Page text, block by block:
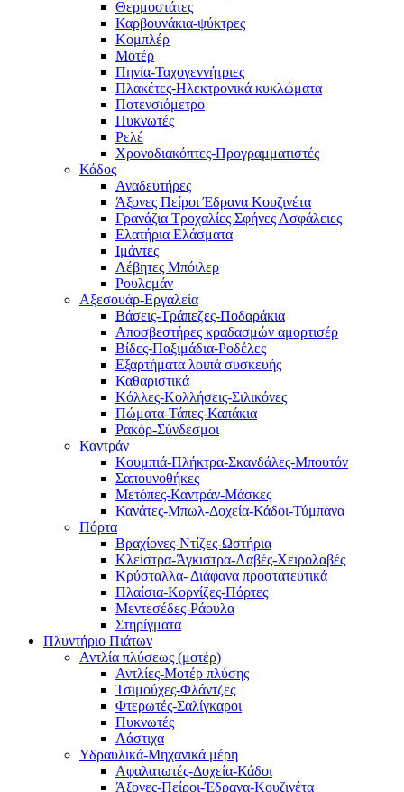
Θερμοστάτες
Καρβουνάκια-ψύκτρες
Κομπλέρ
Μοτέρ
Πηνία-Ταχογεννήτριες
Πλακέτες-Ηλεκτρονικά κυκλώματα
Ποτενσιόμετρο
Πυκνωτές
Ρελέ
Χρονοδιακόπτες-Προγραμματιστές
Κάδος
Αναδευτήρες
Άξονες Πείροι Έδρανα Κουζινέτα
Γρανάζια Τροχαλίες Σφήνες Ασφάλειες
Ελατήρια Ελάσματα
Ιμάντες
Λέβητες Μπόιλερ
Ρουλεμάν
Αξεσουάρ-Εργαλεία
Βάσεις-Τράπεζες-Ποδαράκια
Αποσβεστήρες κραδασμών αμορτισέρ
Βίδες-Παξιμάδια-Ροδέλες
Εξαρτήματα λοιπά συσκευής
Καθαριστικά
Κόλλες-Κολλήσεις-Σιλικόνες
Πώματα-Τάπες-Καπάκια
Ρακόρ-Σύνδεσμοι
Καντράν
Κουμπιά-Πλήκτρα-Σκανδάλες-Μπουτόν
Σαπουνοθήκες
Μετόπες-Καντράν-Μάσκες
Κανάτες-Μπωλ-Δοχεία-Κάδοι-Τύμπανα
Πόρτα
Βραχίονες-Ντίζες-Ωστήρια
Κλείστρα-Άγκιστρα-Λαβές-Χειρολαβές
Κρύσταλλα- Διάφανα προστατευτικά
Πλαίσια-Κορνίζες-Πόρτες
Μεντεσέδες-Ράουλα
Στηρίγματα
Πλυντήριο Πιάτων
Αντλία πλύσεως (μοτέρ)
Αντλίες-Μοτέρ πλύσης
Τσιμούχες-Φλάντζες
Φτερωτές-Σαλίγκαροι
Πυκνωτές
Λάστιχα
Υδραυλικά-Mηχανικά μέρη
Αφαλατωτές-Δοχεία-Κάδοι
Άξονες-Πείροι-Έδρανα-Κουζινέτα